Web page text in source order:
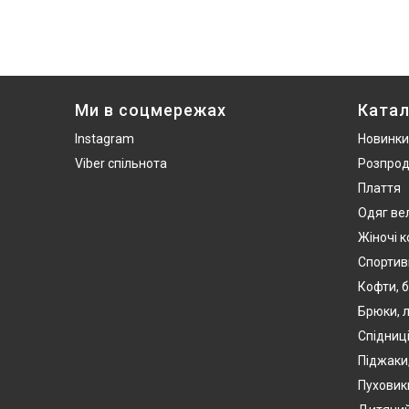
Ми в соцмережах
Instagram
Viber спільнота
Новинки
Плаття
Одяг
Жіночі
Кофти,
Брюки,